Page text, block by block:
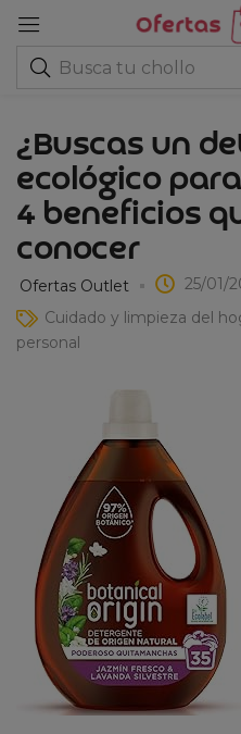
¿Buscas un
ecológico
4 beneficios
conocer
Ofertas Outlet 25/01/
Cuidado y limpieza del
personal